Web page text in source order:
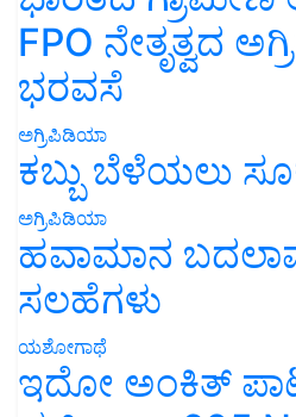
FPO ನೇತೃತ್ವದ
ಭರವಸೆ
ಅಗ್ರಿಪಿಡಿಯಾ
ಕಬ್ಬು ಬೆಳೆಯಲು
ಅಗ್ರಿಪಿಡಿಯಾ
ಹವಾಮಾನ
ಸಲಹೆಗಳು
ಯಶೋಗಾಥೆ
ಇದೋ ಅಂಕಿತ್